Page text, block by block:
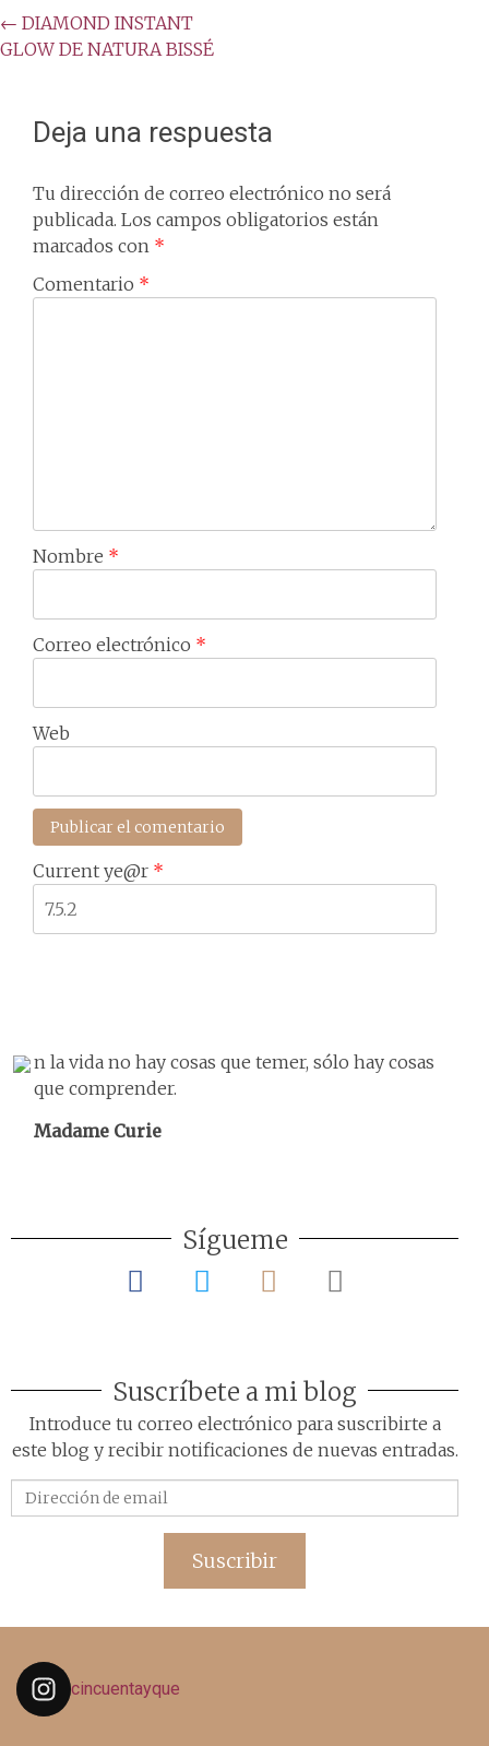
Post
navigation
← DIAMOND INSTANT
GLOW DE NATURA BISSÉ
Deja una respuesta
Tu dirección de correo electrónico no será
publicada. Los campos obligatorios están
marcados con *
Comentario *
Nombre *
Correo electrónico *
Web
Current ye@r *
n la vida no hay cosas que temer, sólo hay cosas
que comprender.
Madame Curie
Sígueme
Suscríbete a mi blog
Introduce tu correo electrónico para suscribirte a
este blog y recibir notificaciones de nuevas entradas.
de
Suscribir
cincuentayque